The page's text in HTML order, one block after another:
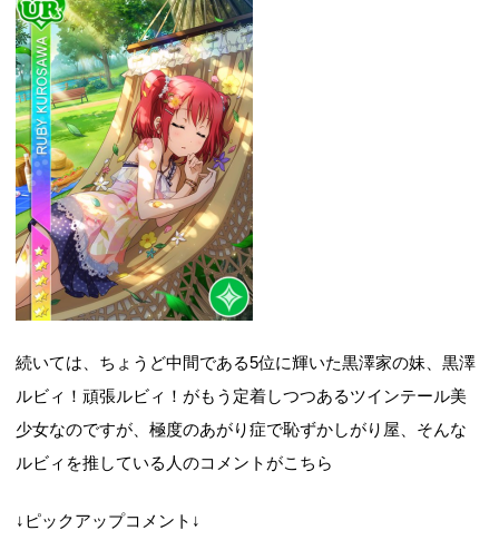
続いては、ちょうど中間である5位に輝いた黒澤家の妹、黒澤
ルビィ！頑張ルビィ！がもう定着しつつあるツインテール美
少女なのですが、極度のあがり症で恥ずかしがり屋、そんな
ルビィを推している人のコメントがこちら
↓ピックアップコメント↓